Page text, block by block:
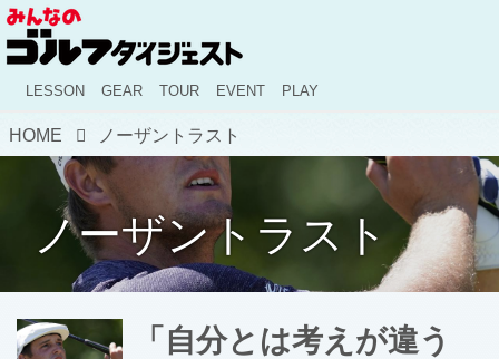
LESSON GEAR TOUR EVENT PLAY
HOME ノーザントラスト
ノーザントラスト
「自分とは考えが違う